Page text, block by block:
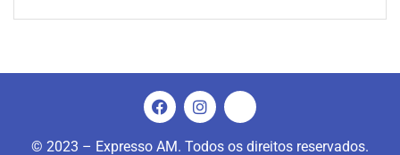
© 2023 – Expresso AM. Todos os direitos reservados.